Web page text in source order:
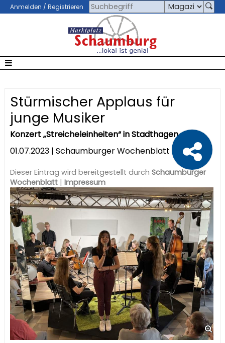
Anmelden / Registrieren
Stürmischer Applaus für
junge Musiker
Konzert „Streicheleinheiten“ in Stadthagen
01.07.2023 | Schaumburger Wochenblatt
Dieser Eintrag wird bereitgestellt durch Schaumburger
Wochenblatt | Impressum